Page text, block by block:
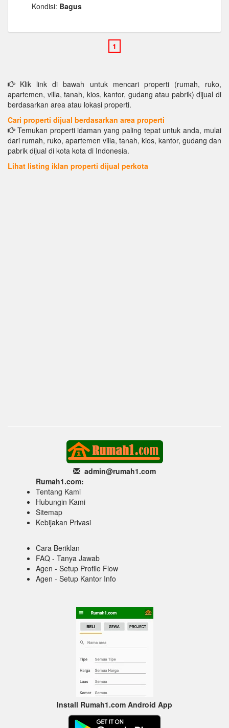
Kondisi: Bagus
Klik link di bawah untuk mencari properti (rumah, ruko,
apartemen, villa, tanah, kios, kantor, gudang atau pabrik) dijual di
berdasarkan area atau lokasi properti.
Cari properti dijual berdasarkan area properti
Temukan properti idaman yang paling tepat untuk anda, mulai
dari rumah, ruko, apartemen villa, tanah, kios, kantor, gudang dan
pabrik dijual di kota kota di Indonesia.
Lihat listing iklan properti dijual perkota
admin@rumah1.com
Rumah1.com:
Tentang Kami
Hubungin Kami
Sitemap
Kebijakan Privasi
Cara Beriklan
FAQ - Tanya Jawab
Agen - Setup Profile Flow
Agen - Setup Kantor Info
Install Rumah1.com Android App